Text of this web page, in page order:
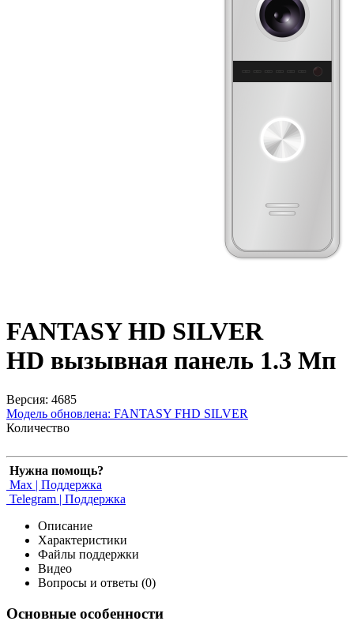
FANTASY HD SILVER
HD вызывная панель 1.3 Мп
Версия: 4685
Модель обновлена: FANTASY FHD SILVER
Количество
Нужна помощь?
Max | Поддержка
Telegram | Поддержка
Описание
Характеристики
Файлы поддержки
Видео
Вопросы и ответы (0)
Основные особенности